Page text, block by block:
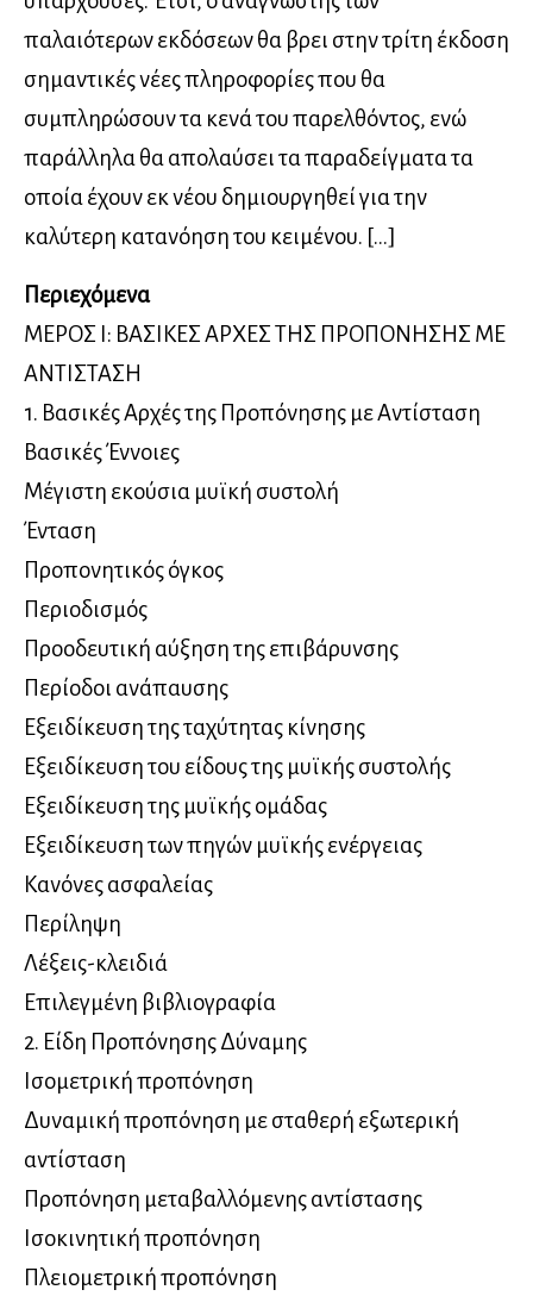
παλαιότερων εκδόσεων θα βρει στην τρίτη έκδοση
σημαντικές νέες πληροφορίες που θα
συμπληρώσουν τα κενά του παρελθόντος, ενώ
παράλληλα θα απολαύσει τα παραδείγματα τα
οποία έχουν εκ νέου δημιουργηθεί για την
καλύτερη κατανόηση του κειμένου. […]
Περιεχόμενα
ΜΕΡΟΣ Ι: ΒΑΣΙΚΕΣ ΑΡΧΕΣ ΤΗΣ ΠΡΟΠΟΝΗΣΗΣ ΜΕ
ΑΝΤΙΣΤΑΣΗ
1. Βασικές Αρχές της Προπόνησης με Αντίσταση
Βασικές Έννοιες
Μέγιστη εκούσια μυϊκή συστολή
Ένταση
Προπονητικός όγκος
Περιοδισμός
Προοδευτική αύξηση της επιβάρυνσης
Περίοδοι ανάπαυσης
Εξειδίκευση της ταχύτητας κίνησης
Εξειδίκευση του είδους της μυϊκής συστολής
Εξειδίκευση της μυϊκής ομάδας
Εξειδίκευση των πηγών μυϊκής ενέργειας
Κανόνες ασφαλείας
Περίληψη
Λέξεις-κλειδιά
Επιλεγμένη βιβλιογραφία
2. Είδη Προπόνησης Δύναμης
Ισομετρική προπόνηση
Δυναμική προπόνηση με σταθερή εξωτερική
αντίσταση
Προπόνηση μεταβαλλόμενης αντίστασης
Ισοκινητική προπόνηση
Πλειομετρική προπόνηση